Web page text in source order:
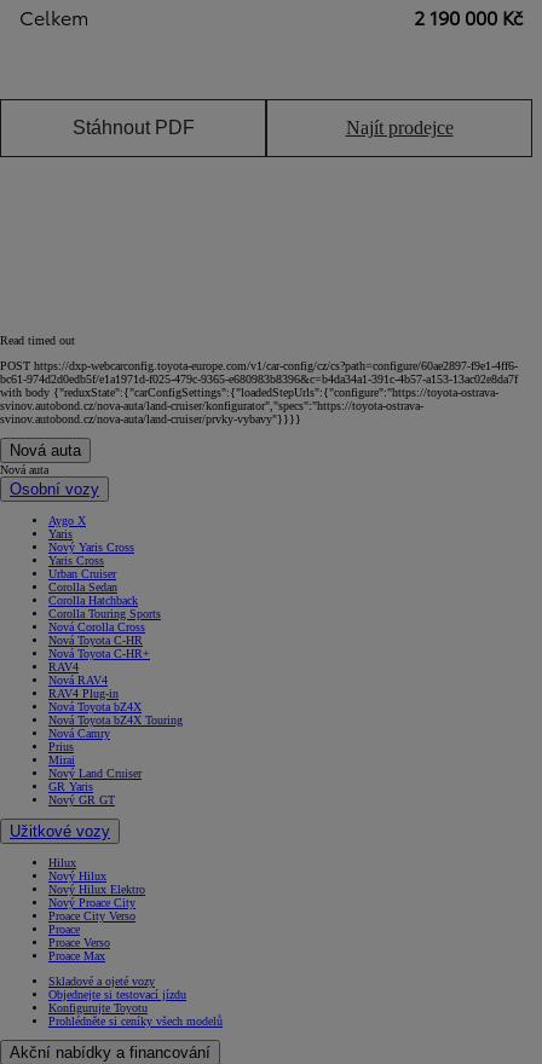
Celkem 2 190 000 Kč
Stáhnout PDF Najít prodejce
Read timed out
POST https://dxp-webcarconfig.toyota-europe.com/v1/car-config/cz/cs?path=configure/60ae2897-f9e1-4ff6-
bc61-974d2d0edb5f/e1a1971d-f025-479c-9365-e680983b8396&c=b4da34a1-391c-4b57-a153-13ac02e8da7f
with body {"reduxState":{"carConfigSettings":{"loadedStepUrls":{"configure":"https://toyota-ostrava-
svinov.autobond.cz/nova-auta/land-cruiser/konfigurator","specs":"https://toyota-ostrava-
svinov.autobond.cz/nova-auta/land-cruiser/prvky-vybavy"}}}}
Nová auta
Nová auta
Osobní vozy
Aygo X
Yaris
Nový Yaris Cross
Yaris Cross
Urban Cruiser
Corolla Sedan
Corolla Hatchback
Corolla Touring Sports
Nová Corolla Cross
Nová Toyota C-HR
Nová Toyota C-HR+
RAV4
Nová RAV4
RAV4 Plug-in
Nová Toyota bZ4X
Nová Toyota bZ4X Touring
Nová Camry
Prius
Mirai
Nový Land Cruiser
GR Yaris
Nový GR GT
Užitkové vozy
Hilux
Nový Hilux
Nový Hilux Elektro
Nový Proace City
Proace City Verso
Proace
Proace Verso
Proace Max
Skladové a ojeté vozy
Objednejte si testovací jízdu
Konfigurujte Toyotu
Prohlédněte si ceníky všech modelů
Akční nabídky a financování